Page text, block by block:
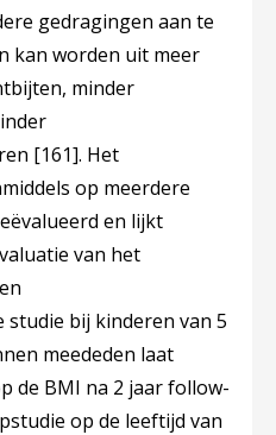
gedragingen aan te
kan worden uit meer
minder
[161]. Het
op meerdere
en lijkt
van het
bij kinderen van 5
meededen laat
de BMI na 2 jaar follow-
op de leeftijd van